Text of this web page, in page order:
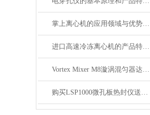
掌上离心机的应用领域与优势分析
进口高速冷冻离心机的产品特点和使用注意事项
Vortex Mixer M8漩涡混匀器达到安全标准,满足实验要求
购买LSP1000微孔板热封仪送英国进口96孔板一箱